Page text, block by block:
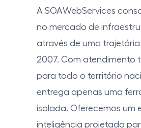
A SOAWebServices
no mercado de
através de uma
2007. Com atendimento
para todo o território
entrega apenas uma
isolada. Oferecemos um
inteligência projetado